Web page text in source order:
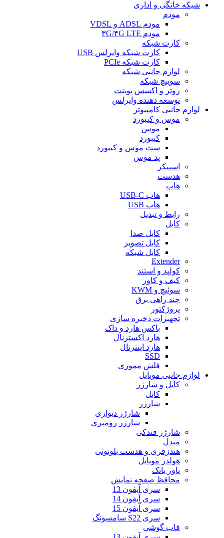
شبکه خانگی و اداری
مودم
مودم ADSL و VDSL
مودم ۳G/۴G LTE
کارت شبکه
کارت شبکه وایرلس USB
کارت شبکه PCIe
لوازم جانبی شبکه
سوییچ شبکه
روتر و اکسس پوینت
توسعه دهنده وایرلس
لوازم جانبی کامپیوتر
موس و کیبورد
موس
کیبورد
ست موس و کیبورد
پد موس
اسپیکر
هدست
هاب
هاب USB-C
هاب USB
رابط و تبدیل
کابل
کابل صدا
کابل تصویر
کابل شبکه
Extender
کولپد و استند
کیف و کاور
سوئیچ و KWM
چند راهی برق
پروژکتور
تجهیزات ذخیره سازی
باکس هارد و داک
هارد اکسترنال
هارد اینترنال
SSD
فلش مموری
لوازم جانبی موبایل
کابل و شارژر
کابل
شارژر
شارژر دیواری
شارژر رومیزی
شارژر فندکی
مبدل
هندزفری و هدست بلوتوثی
هولدر موبایل
پاور بانک
محافظ صفحه نمایش
سری آیفون 13
سری آیفون 14
سری آیفون 15
سری S22 سامسونگ
قاب گوشی